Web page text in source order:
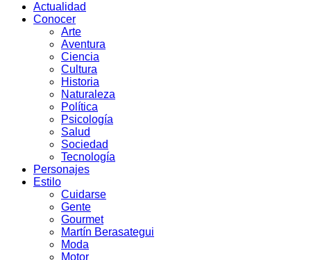
Actualidad
Conocer
Arte
Aventura
Ciencia
Cultura
Historia
Naturaleza
Política
Psicología
Salud
Sociedad
Tecnología
Personajes
Estilo
Cuidarse
Gente
Gourmet
Martín Berasategui
Moda
Motor